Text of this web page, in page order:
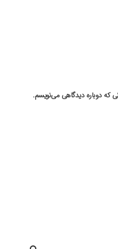
که دوباره دیدگاهی می‌نویسم.